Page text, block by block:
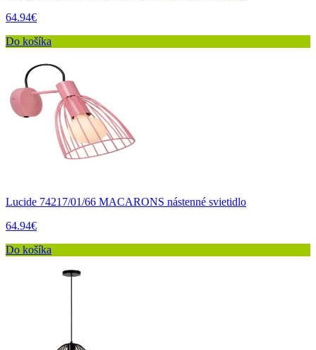
64.94€
Do košíka
Lucide 74217/01/66 MACARONS nástenné svietidlo
64.94€
Do košíka